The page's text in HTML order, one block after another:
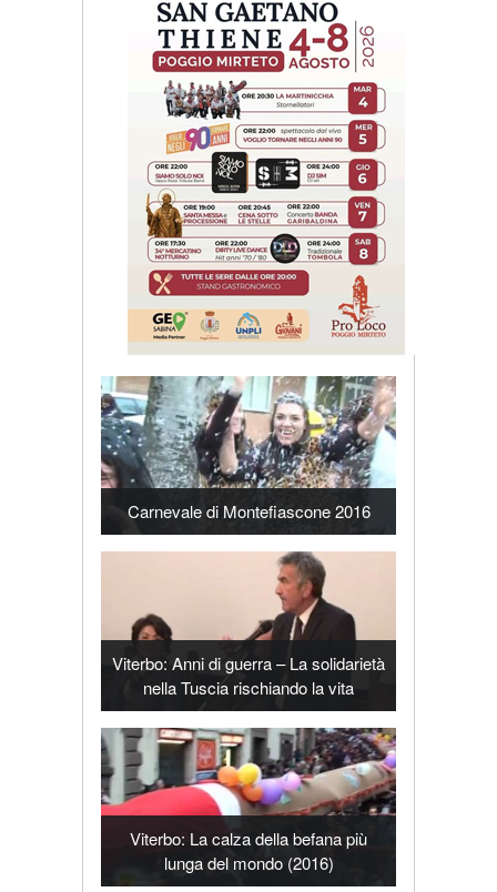
Carnevale di Montefiascone 2016
Viterbo: Anni di guerra – La solidarietà
nella Tuscia rischiando la vita
Viterbo: La calza della befana più
lunga del mondo (2016)